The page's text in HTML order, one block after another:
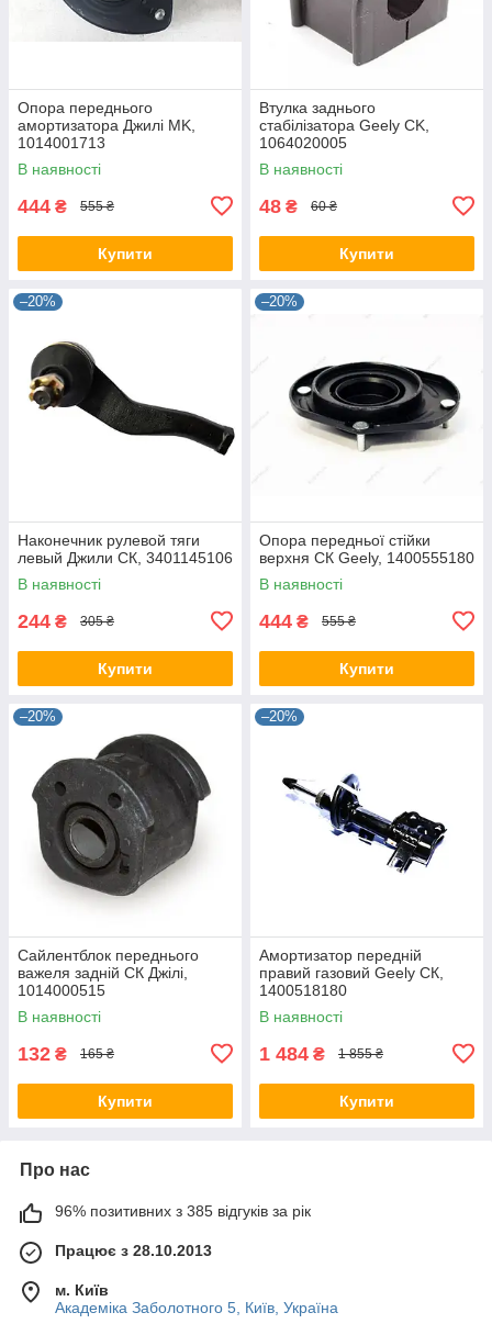
Опора переднього
амортизатора Джилі MK,
1014001713
В наявності
444 ₴ 555 ₴
Купити
Втулка заднього
стабілізатора Geely CK,
1064020005
В наявності
48 ₴ 60 ₴
Купити
–20%
Наконечник рулевой тяги
левый Джили СК, 3401145106
В наявності
244 ₴ 305 ₴
Купити
–20%
Опора передньої стійки
верхня СК Geely, 1400555180
В наявності
444 ₴ 555 ₴
Купити
–20%
Сайлентблок переднього
важеля задній СК Джілі,
1014000515
В наявності
132 ₴ 165 ₴
Купити
–20%
Амортизатор передній
правий газовий Geely СК,
1400518180
В наявності
1 484 ₴ 1 855 ₴
Купити
Про нас
96% позитивних з 385 відгуків за рік
Працює з 28.10.2013
м. Київ
Академіка Заболотного 5, Київ, Україна